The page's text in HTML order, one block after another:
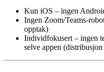
Kun iOS – ingen
Ingen Zoom/Teams-
opptak)
Individfokusert – ingen
selve appen